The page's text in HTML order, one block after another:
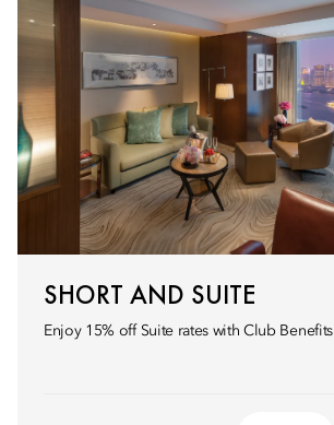
SHORT AND SUITE
Enjoy 15% off Suite rates with Club Benefits